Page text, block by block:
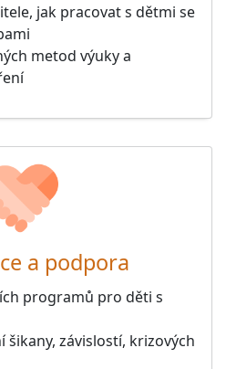
jak pracovat s dětmi se
metod výuky a
a podpora
programů pro děti s
závislostí, krizových